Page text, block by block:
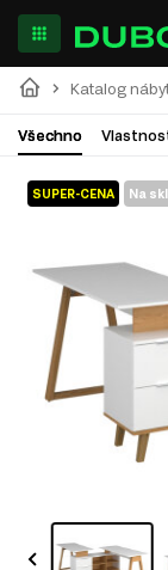
Katalog
Všechno
SUPER-CENA Na